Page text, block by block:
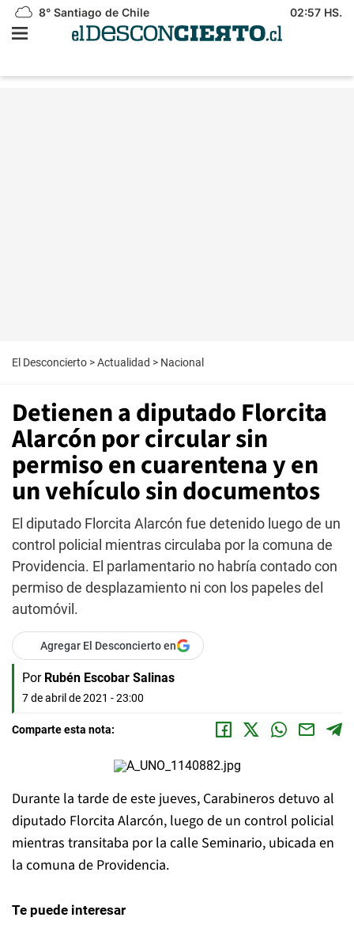
8° Santiago de Chile 02:57 HS.
El Desconcierto >Actualidad > Nacional
Detienen a diputado Florcita
Alarcón por circular sin
permiso en cuarentena y en
un vehículo sin documentos
El diputado Florcita Alarcón fue detenido luego de un
control policial mientras circulaba por la comuna de
Providencia. El parlamentario no habría contado con
permiso de desplazamiento ni con los papeles del
automóvil.
Agregar El Desconcierto en
Por Rubén Escobar Salinas
7 de abril de 2021 - 23:00
Comparte esta nota:
Durante la tarde de este jueves, Carabineros detuvo al
diputado Florcita Alarcón, luego de un control policial
mientras transitaba por la calle Seminario, ubicada en
la comuna de Providencia.
Te puede interesar